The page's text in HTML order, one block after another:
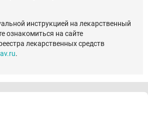
инструкцией на лекарственный
ознакомиться на сайте
лекарственных средств
.